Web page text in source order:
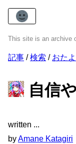
This site is an archive
記事 検索 おた
自信
written
byAmane Katagiri